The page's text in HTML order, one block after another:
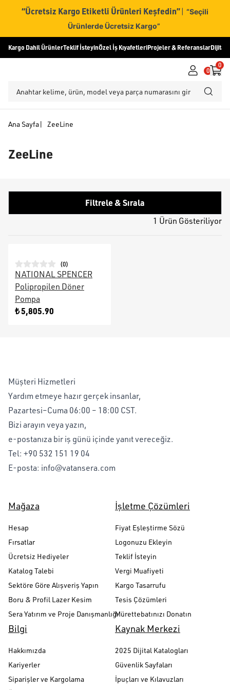
“Ücretsiz Kargo Etiketli Ürünleri Keşfedin” | “Seçili
Ürünlerde Ücretsiz Kargo”
Kargo Dahil ÜrünlerTeklif İsteyinÖzel İş KıyafetleriProjeler & ReferanslarDijital
0
0
Ana Sayfa| ZeeLine
ZeeLine
Filtrele & Sırala
1 Ürün Gösteriliyor
(0)
NATIONAL SPENCER
Polipropilen Döner
Pompa
₺ 5,805.90
Müşteri Hizmetleri
Yardım etmeye hazır gerçek insanlar,
Pazartesi–Cuma 06:00 – 18:00 CST.
Bizi arayın veya yazın,
e-postanıza bir iş günü içinde yanıt vereceğiz.
Tel: +90 532 151 19 04
E-posta: info@vatansera.com
Mağaza
Hesap
Fırsatlar
Ücretsiz Hediyeler
Katalog Talebi
Sektöre Göre Alışveriş Yapın
Boru & Profil Lazer Kesim
Sera Yatırım ve Proje Danışmanlığı
İşletme Çözümleri
Fiyat Eşleştirme Sözü
Logonuzu Ekleyin
Teklif İsteyin
Vergi Muafiyeti
Kargo Tasarrufu
Tesis Çözümleri
Mürettebatınızı Donatın
Bilgi
Hakkımızda
Kariyerler
Siparişler ve Kargolama
Kaynak Merkezi
2025 Dijital Katalogları
Güvenlik Sayfaları
İpuçları ve Kılavuzları